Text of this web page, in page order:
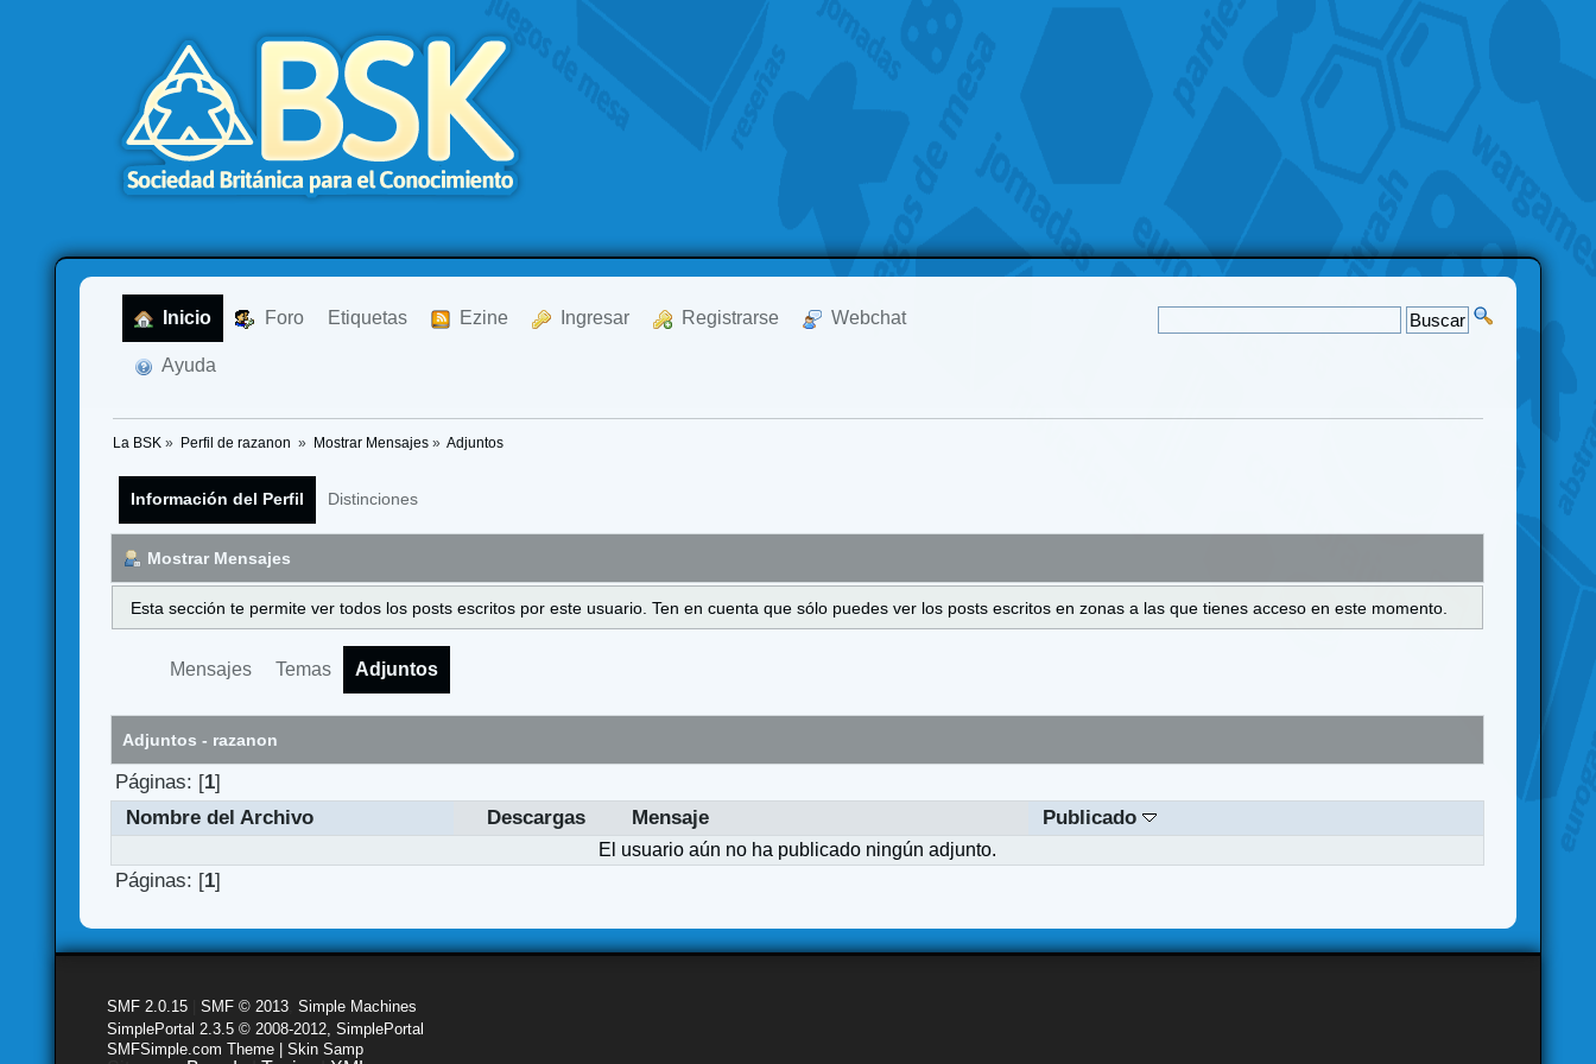
Inicio Foro Etiquetas Ezine Ingresar Registrarse Webchat
Ayuda
La BSK » Perfil de razanon » Mostrar Mensajes» Adjuntos
Información del Perfil Distinciones
Mostrar Mensajes
Esta sección te permite ver todos los posts escritos por este usuario. Ten en cuenta que sólo puedes ver los posts escritos en zonas a las que tienes acceso en este momento.
Mensajes Temas Adjuntos
Adjuntos - razanon
Páginas: [1]
Nombre del Archivo
Descargas Mensaje Publicado
El usuario aún no ha publicado ningún adjunto.
Páginas: [1]
SMF 2.0.15 |SMF © 2013 ,Simple Machines
SimplePortal 2.3.5 © 2008-2012, SimplePortal
SMFSimple.com Theme | Skin Samp